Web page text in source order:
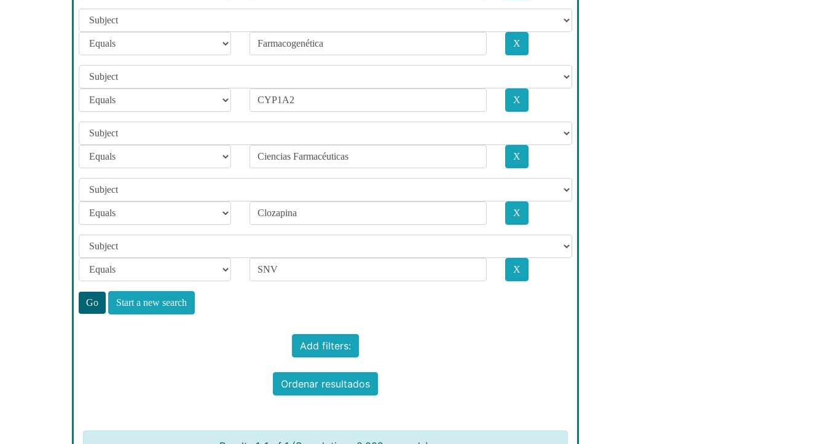
Start a new search
Add filters:
Ordenar resultados